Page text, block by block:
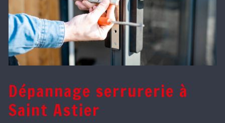
Dépannage serrurerie à
Saint Astier